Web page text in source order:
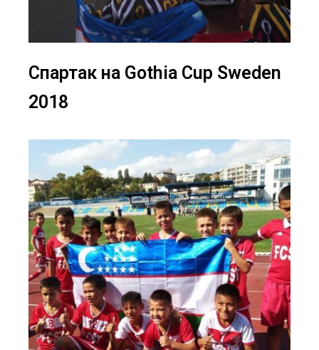
Спартак на Gothia Cup Sweden
2018​